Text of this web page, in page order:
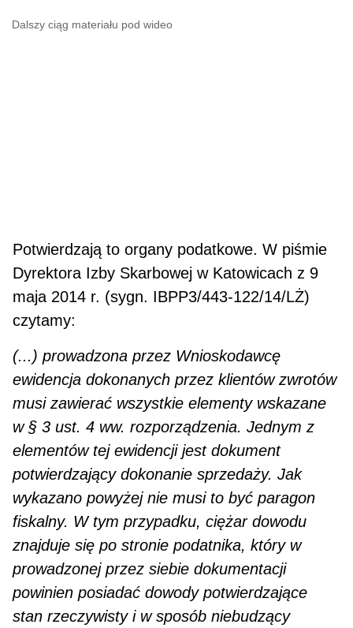
Dalszy ciąg materiału pod wideo
Potwierdzają to organy podatkowe. W piśmie
Dyrektora Izby Skarbowej w Katowicach z 9
maja 2014 r. (sygn. IBPP3/443-122/14/LŻ)
czytamy:
(...) prowadzona przez Wnioskodawcę
ewidencja dokonanych przez klientów zwrotów
musi zawierać wszystkie elementy wskazane
w § 3 ust. 4 ww. rozporządzenia. Jednym z
elementów tej ewiden­cji jest dokument
potwierdzający dokonanie sprzedaży. Jak
wykazano powyżej nie musi to być pa­ragon
fiskalny. W tym przypadku, ciężar dowodu
znajduje się po stronie podatnika, który w
prowadzonej przez siebie dokumentacji
powinien posiadać dowody potwierdzające
stan rzeczywisty i w sposób niebudzący